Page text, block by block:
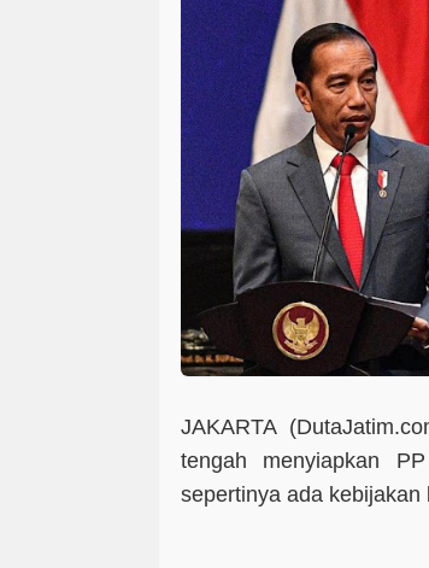
JAKARTA
tengah menyiapkan
sepertinya ada kebijakan